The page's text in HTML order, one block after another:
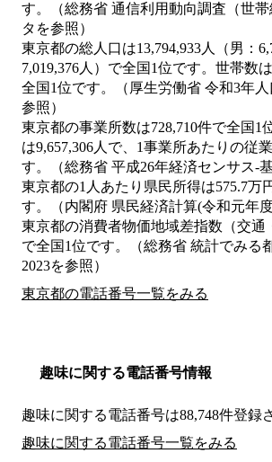
す。（総務省 通信利用動向調査（世
タを参照）
東京都の総人口は13,794,933人（男：
7,019,376人）で全国1位です。世帯数
全国1位です。（厚生労働省 令和3年
参照）
東京都の事業所数は728,710件で全国1
は9,657,306人で、1事業所あたりの従
す。（総務省 平成26年経済センサス‐
東京都の1人あたり県民所得は575.7万
す。（内閣府 県民経済計算(令和元年度
東京都の消費者物価地域差指数（交通
で全国1位です。（総務省 統計でみる
2023を参照）
東京都の電話番号一覧をみる
趣味に関する電話番号情報
趣味に関する電話番号は88,748件登録
趣味に関する電話番号一覧をみる